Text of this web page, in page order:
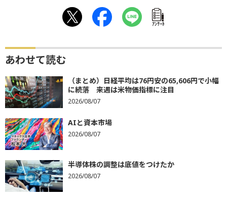
ｱﾝｹｰﾄ
あわせて読む
（まとめ）日経平均は76円安の65,606円で小幅
に続落 来週は米物価指標に注目
2026/08/07
AIと資本市場
2026/08/07
半導体株の調整は底値をつけたか
2026/08/07